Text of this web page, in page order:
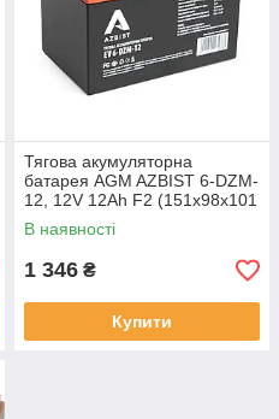
Тягова акумуляторна
батарея AGM AZBIST 6-DZM-
12, 12V 12Ah F2 (151х98х101
мм) Black Q3
В наявності
1 346 ₴
Купити